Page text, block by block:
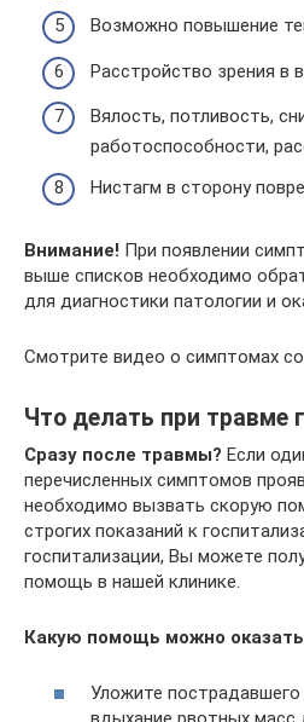
Возможно повышение
Расстройство зрения в
Вялость, потливость,
работоспособности,
Нистагм в сторону
Внимание! При появлении
выше списков необходимо
для диагностики патологии и
Смотрите видео о симптомах
Что делать при травме
Сразу после травмы? Если
перечисленных симптомов
необходимо вызвать скорую
строгих показаний к
госпитализации, Вы можете
помощь в нашей клинике.
Какую помощь можно
Уложите